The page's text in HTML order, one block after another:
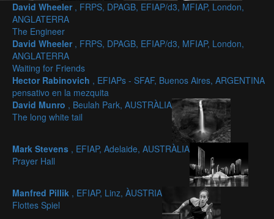
David Wheeler , FRPS, DPAGB, EFIAP/d3, MFIAP, London,
ANGLATERRA
The Engineer
David Wheeler , FRPS, DPAGB, EFIAP/d3, MFIAP, London,
ANGLATERRA
Waiting for Friends
Hector Rabinovich , EFIAPs - SFAF, Buenos Aires, ARGENTINA
pensativo en la mezquita
David Munro , Beulah Park, AUSTRÀLIA
The long white tail
Mark Stevens , EFIAP, Adelaide, AUSTRÀLIA
Prayer Hall
Manfred Pillik , EFIAP, Linz, ÀUSTRIA
Flottes Spiel